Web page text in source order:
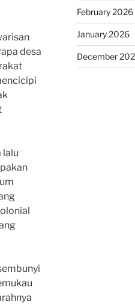
desa
lalu
February 2026
January 2026
December